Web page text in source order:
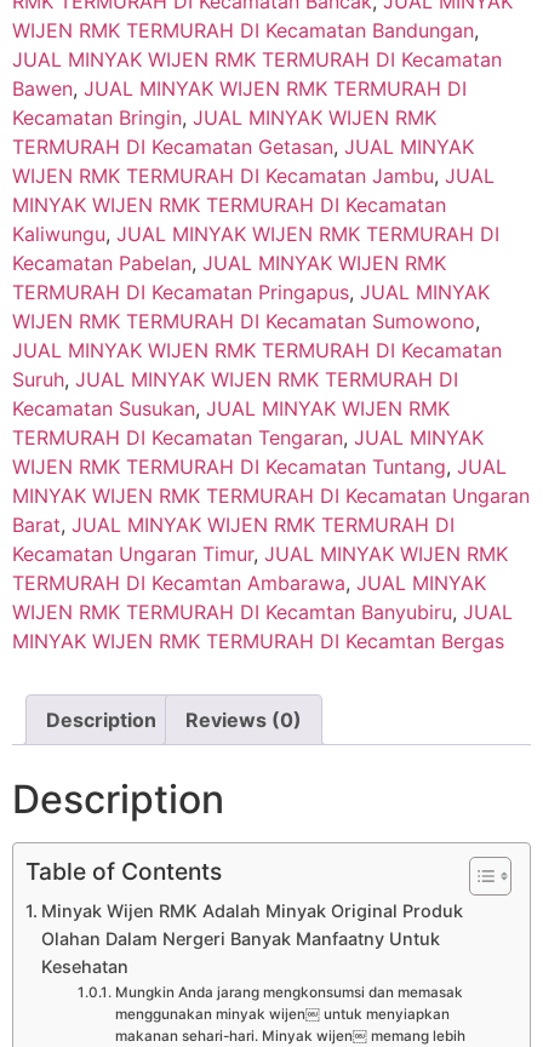
WIJEN RMK TERMURAH DI Kecamatan Bandungan,
JUAL MINYAK WIJEN RMK TERMURAH DI Kecamatan
Bawen, JUAL MINYAK WIJEN RMK TERMURAH DI
Kecamatan Bringin, JUAL MINYAK WIJEN RMK
TERMURAH DI Kecamatan Getasan, JUAL MINYAK
WIJEN RMK TERMURAH DI Kecamatan Jambu, JUAL
MINYAK WIJEN RMK TERMURAH DI Kecamatan
Kaliwungu, JUAL MINYAK WIJEN RMK TERMURAH DI
Kecamatan Pabelan, JUAL MINYAK WIJEN RMK
TERMURAH DI Kecamatan Pringapus, JUAL MINYAK
WIJEN RMK TERMURAH DI Kecamatan Sumowono,
JUAL MINYAK WIJEN RMK TERMURAH DI Kecamatan
Suruh, JUAL MINYAK WIJEN RMK TERMURAH DI
Kecamatan Susukan, JUAL MINYAK WIJEN RMK
TERMURAH DI Kecamatan Tengaran, JUAL MINYAK
WIJEN RMK TERMURAH DI Kecamatan Tuntang, JUAL
MINYAK WIJEN RMK TERMURAH DI Kecamatan Ungaran
Barat, JUAL MINYAK WIJEN RMK TERMURAH DI
Kecamatan Ungaran Timur, JUAL MINYAK WIJEN RMK
TERMURAH DI Kecamtan Ambarawa, JUAL MINYAK
WIJEN RMK TERMURAH DI Kecamtan Banyubiru, JUAL
MINYAK WIJEN RMK TERMURAH DI Kecamtan Bergas
Description Reviews (0)
Description
Table of Contents
Minyak Wijen RMK Adalah Minyak Original Produk
Olahan Dalam Nergeri Banyak Manfaatny Untuk
Kesehatan
Mungkin Anda jarang mengkonsumsi dan memasak
menggunakan minyak wijen￼ untuk menyiapkan
makanan sehari-hari. Minyak wijen￼ memang lebih